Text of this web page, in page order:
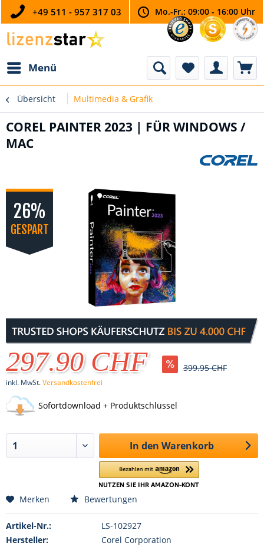
+49 511 - 957 317 03 Mo.-Fr.: 09:00 - 16:00 Uhr
Menü
Übersicht Multimedia & Grafik
COREL PAINTER 2023 | FÜR WINDOWS /
MAC
26%
GESPART
297.90 CHF 399.95 CHF
inkl. MwSt.Versandkostenfrei
Sofortdownload + Produktschlüssel
In den Warenkorb
Merken Bewertungen
Artikel-Nr.:
LS-102927
Hersteller:
Corel Corporation